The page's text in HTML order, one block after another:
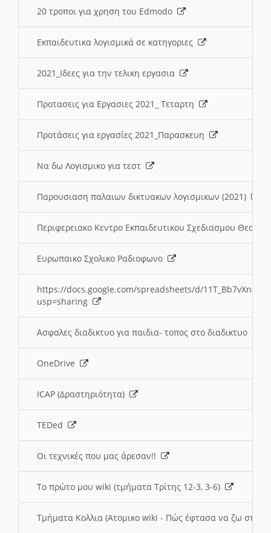
20 τροποι για χρηση του Edmodo
Εκπαιδευτικα λογισμικά σε κατηγοριες
2021_Ιδεες για την τελικη εργασια
Προτασεις για Εργασιες 2021_ Τεταρτη
Προτάσεις για εργασίες 2021_Παρασκευη
Να δω Λογισμικο για τεστ
Παρουσιαση παλαιων δικτυακων λογισμικων (2021)
Περιφερειακο Κεντρο Εκπαιδευτικου Σχεδιασμου
Ευρωπαικο Σχολικο Ραδιοφωνο
https://docs.google.com/spreadsheets/d/
usp=sharing
Ασφαλες διαδικτυο για παιδια- τοπος στο διαδικτυο
OneDrive
ICAP (Δραστηριότητα)
TEDed
Οι τεχνικές που μας άρεσαν!!
Το πρώτο μου wiki (τμήματα Τρίτης 12-3, 3-6)
Τμήματα Κολλια (Ατομικο wiki - Πώς έφτασα να ζω στην